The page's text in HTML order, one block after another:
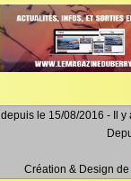
depuis le 15/08/2016 - Il y
Création & Design de